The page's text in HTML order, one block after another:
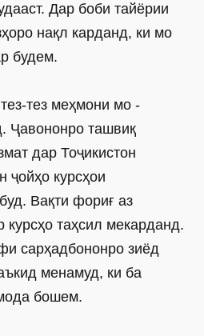
Дар боби тайёрии
нақл карданд, ки мо
будем.
тез меҳмони мо -
Ҷавононро ташвиқ
дар Тоҷикистон
ҷойҳо курсҳои
Вақти фориғ аз
курсҳо таҳсил мекарданд.
сарҳадбононро зиёд
менамуд, ки ба
бошем.